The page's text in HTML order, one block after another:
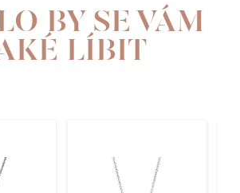
BY SE VÁM
LÍBIT